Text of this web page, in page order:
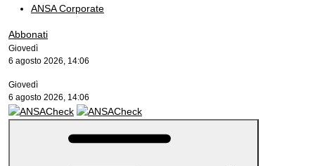
ANSA Corporate
Abbonati
Giovedì
6 agosto 2026, 14:06
Giovedì
6 agosto 2026, 14:06